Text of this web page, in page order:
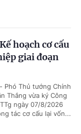
hoạch cơ cấu
giai đoạn
Phó Thủ tướng Chính
Thắng vừa ký Công
ngày 07/8/2026
tác cơ cấu lại vốn...